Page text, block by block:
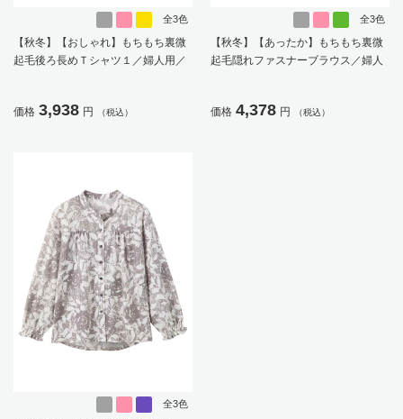
全3色
【秋冬】【おしゃれ】もちもち裏微
起毛後ろ長めＴシャツ１／婦人用／
が書ける／身幅ゆったり／ギフト／
価格 3,938 円 （税込）
全3色
【秋冬】【あったか】もちもち裏微
起毛隠れファスナーブラウス／婦人
／ゆったり／おしゃれ／ギフト／プ
価格 4,378 円 （税込）
全3色